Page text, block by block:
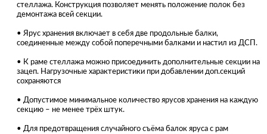
стеллажа. Конструкция позволяет менять положение полок без
демонтажа всей секции.
• Ярус хранения включает в себя две продольные балки,
соединенные между собой поперечными балками и настил из ДСП.
• К раме стеллажа можно присоединить дополнительные секции на
зацеп. Нагрузочные характеристики при добавлении доп.секций
сохраняются
• Допустимое минимальное количество ярусов хранения на каждую
секцию – не менее трёх штук.
• Для предотвращения случайного съёма балок яруса с рам